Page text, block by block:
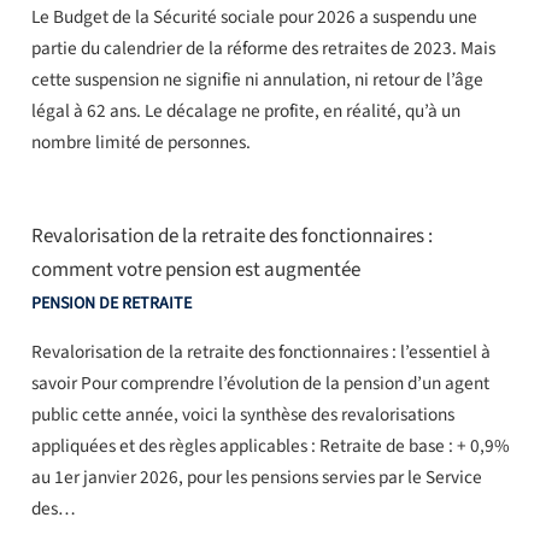
Le Budget de la Sécurité sociale pour 2026 a suspendu une
partie du calendrier de la réforme des retraites de 2023. Mais
cette suspension ne signifie ni annulation, ni retour de l’âge
légal à 62 ans. Le décalage ne profite, en réalité, qu’à un
nombre limité de personnes.
Revalorisation de la retraite des fonctionnaires :
comment votre pension est augmentée
PENSION DE RETRAITE
Revalorisation de la retraite des fonctionnaires : l’essentiel à
savoir Pour comprendre l’évolution de la pension d’un agent
public cette année, voici la synthèse des revalorisations
appliquées et des règles applicables : Retraite de base : + 0,9%
au 1er janvier 2026, pour les pensions servies par le Service
des…